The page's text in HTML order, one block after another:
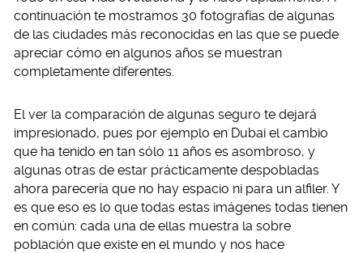
continuación te mostramos 30 fotografías de algunas
de las ciudades más reconocidas en las que se puede
apreciar cómo en algunos años se muestran
completamente diferentes.
El ver la comparación de algunas seguro te dejará
impresionado, pues por ejemplo en Dubai el cambio
que ha tenido en tan sólo 11 años es asombroso, y
algunas otras de estar prácticamente despobladas
ahora parecería que no hay espacio ni para un alfiler. Y
es que eso es lo que todas estas imágenes todas tienen
en común: cada una de ellas muestra la sobre
población que existe en el mundo y nos hace